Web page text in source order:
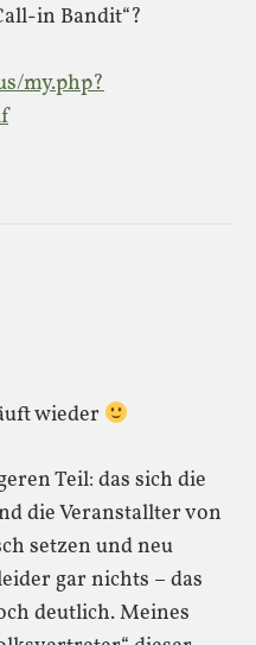
in Bandit“?
my.php?
wieder
Teil: das sich die
die Veranstallter von
setzen und neu
gar nichts – das
deutlich. Meines